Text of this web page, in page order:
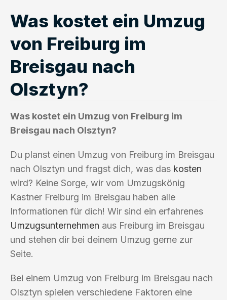
Was kostet ein Umzug
von Freiburg im
Breisgau nach
Olsztyn?
Was kostet ein Umzug von Freiburg im
Breisgau nach Olsztyn?
Du planst einen Umzug von Freiburg im Breisgau
nach Olsztyn und fragst dich, was das kosten
wird? Keine Sorge, wir vom Umzugskönig
Kastner Freiburg im Breisgau haben alle
Informationen für dich! Wir sind ein erfahrenes
Umzugsunternehmen aus Freiburg im Breisgau
und stehen dir bei deinem Umzug gerne zur
Seite.
Bei einem Umzug von Freiburg im Breisgau nach
Olsztyn spielen verschiedene Faktoren eine